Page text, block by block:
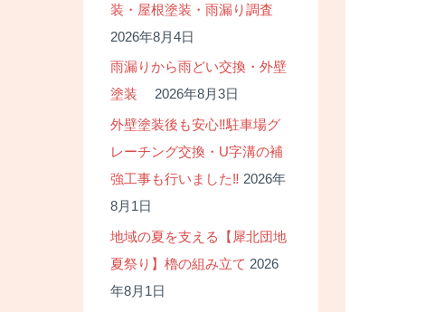
装・屋根塗装・雨漏り調査
2026年8月4日
雨漏りから雨どい交換・外壁
塗装
2026年8月3日
外壁塗装後も安心‼駐車場グ
レーチング交換・U字溝の補
強工事も行いました‼ 2026年
8月1日
地域の夏を支える【犀北団地
夏祭り】櫓の組み立て 2026
年8月1日